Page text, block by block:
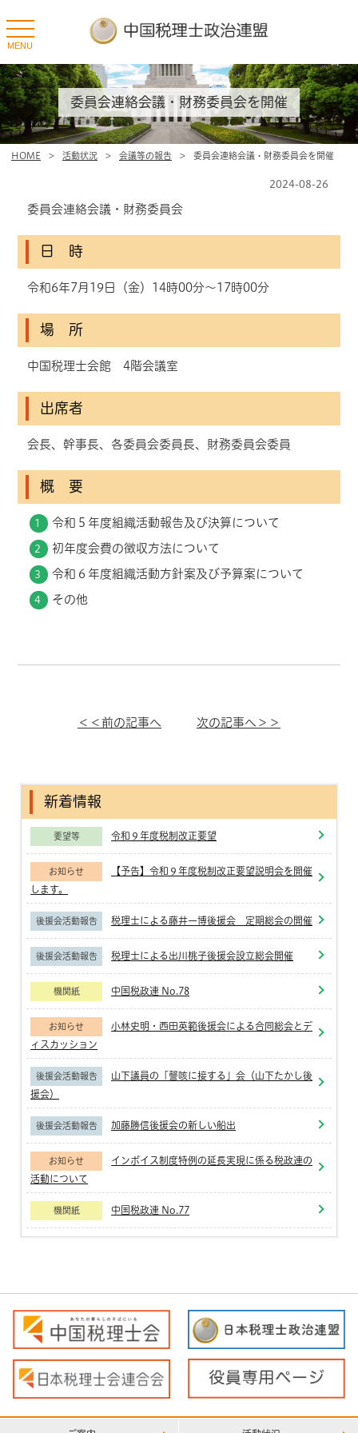
toggle
navigation
MENU
HOME > 活動状況 > 会議等の報告 > 委員会連絡会議・財務委員会を開催
委員会連絡会議・財務委員会を開催
2024-08-26
委員会連絡会議・財務委員会
日 時
令和6年7月19日（金）14時00分～17時00分
場 所
中国税理士会館 4階会議室
出席者
会長、幹事長、各委員会委員長、財務委員会委員
概 要
令和５年度組織活動報告及び決算について
初年度会費の徴収方法について
令和６年度組織活動方針案及び予算案について
その他
＜＜前の記事へ 次の記事へ＞＞
新着情報
要望等 令和９年度税制改正要望
お知らせ
【予告】令和９年度税制改正要望説明会を開催
します。
後援会活動報告 税理士による藤井一博後援会 定期総会の開催
後援会活動報告 税理士による出川桃子後援会設立総会開催
機関紙 中国税政連 No.78
お知らせ
小林史明・西田英範後援会による合同総会とデ
ィスカッション
後援会活動報告
山下議員の「謦咳に接する」会（山下たかし後
援会）
後援会活動報告 加藤勝信後援会の新しい船出
お知らせ
インボイス制度特例の延長実現に係る税政連の
活動について
機関紙 中国税政連 No.77